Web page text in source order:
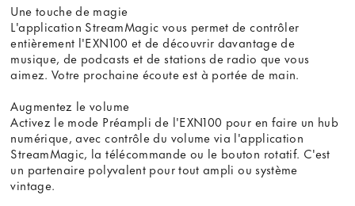
Une touche de magie
L'application StreamMagic vous permet de contrôler
entièrement l'EXN100 et de découvrir davantage de
musique, de podcasts et de stations de radio que vous
aimez. Votre prochaine écoute est à portée de main.
Augmentez le volume
Activez le mode Préampli de l'EXN100 pour en faire un hub
numérique, avec contrôle du volume via l'application
StreamMagic, la télécommande ou le bouton rotatif. C'est
un partenaire polyvalent pour tout ampli ou système
vintage.